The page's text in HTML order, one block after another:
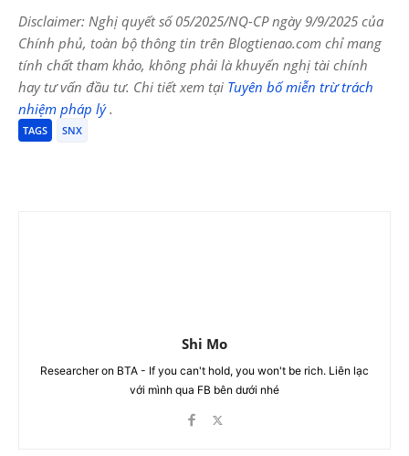
Disclaimer: Nghị quyết số 05/2025/NQ-CP ngày 9/9/2025 của
Chính phủ, toàn bộ thông tin trên Blogtienao.com chỉ mang
tính chất tham khảo, không phải là khuyến nghị tài chính
hay tư vấn đầu tư. Chi tiết xem tại Tuyên bố miễn trừ trách
nhiệm pháp lý.
TAGS SNX
Shi Mo
Researcher on BTA - If you can't hold, you won't be rich. Liên lạc
với mình qua FB bên dưới nhé